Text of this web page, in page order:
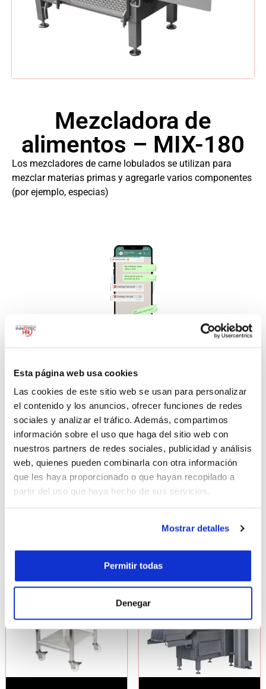
Esta página web usa cookies
Las cookies de este sitio web se usan para personalizar
el contenido y los anuncios, ofrecer funciones de redes
sociales y analizar el tráfico. Además, compartimos
información sobre el uso que haga del sitio web con
nuestros partners de redes sociales, publicidad y análisis
web, quienes pueden combinarla con otra información
que les haya proporcionado o que hayan recopilado a
partir del uso que haya hecho de sus servicios.
Mostrar detalles
Permitir todas
Denegar
Mezcladora de
alimentos – MIX-180
Los mezcladores de carne lobulados se utilizan para
mezclar materias primas y agregarle varios componentes
(por ejemplo, especias)
Productos relacionados